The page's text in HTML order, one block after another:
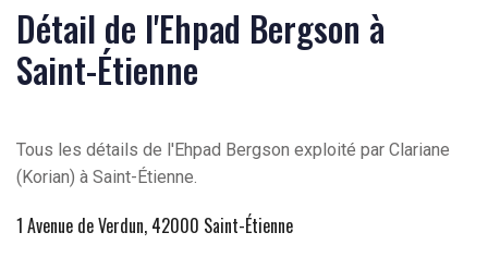
Détail de l'Ehpad Bergson à
Saint-Étienne
Tous les détails de l'Ehpad Bergson exploité par Clariane
(Korian) à Saint-Étienne.
1 Avenue de Verdun, 42000 Saint-Étienne